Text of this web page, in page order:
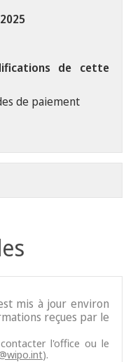
de cette
de paiement
mis à jour environ
reçues par le
l'office ou le
).